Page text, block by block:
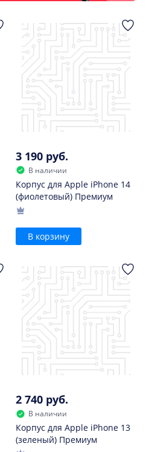
3 190 руб.
В наличии
Корпус для Apple iPhone 14
(фиолетовый) Премиум
В корзину
2 740 руб.
В наличии
Корпус для Apple iPhone 13
(зеленый) Премиум